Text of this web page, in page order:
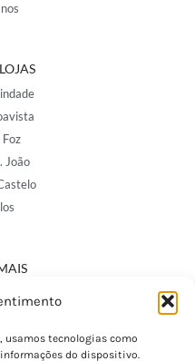
usamos tecnologias como
do dispositivo.
João